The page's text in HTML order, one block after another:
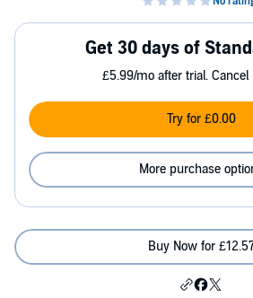
Get 30 days of
£5.99/mo after trial.
Try for £0.00
More purchase
Buy Now for